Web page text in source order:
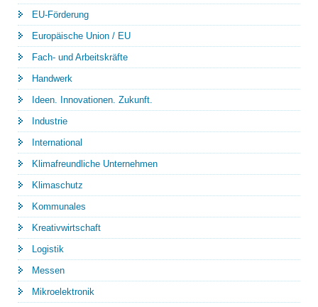
EU-Förderung
Europäische Union / EU
Fach- und Arbeitskräfte
Handwerk
Ideen. Innovationen. Zukunft.
Industrie
International
Klimafreundliche Unternehmen
Klimaschutz
Kommunales
Kreativwirtschaft
Logistik
Messen
Mikroelektronik